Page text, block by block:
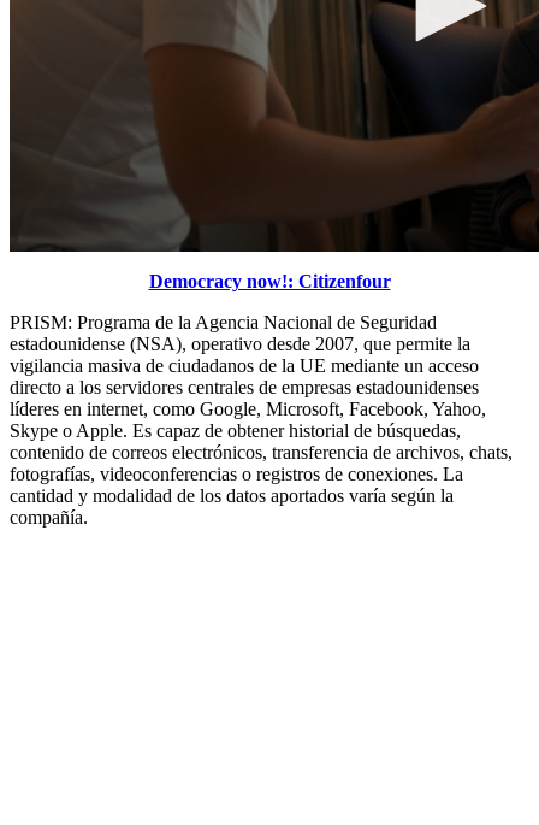
Democracy now!: Citizenfour
PRISM: Programa de la Agencia Nacional de Seguridad
estadounidense (NSA), operativo desde 2007, que permite la
vigilancia masiva de ciudadanos de la UE mediante un acceso
directo a los servidores centrales de empresas estadounidenses
líderes en internet, como Google, Microsoft, Facebook, Yahoo,
Skype o Apple. Es capaz de obtener historial de búsquedas,
contenido de correos electrónicos, transferencia de archivos, chats,
fotografías, videoconferencias o registros de conexiones. La
cantidad y modalidad de los datos aportados varía según la
compañía.